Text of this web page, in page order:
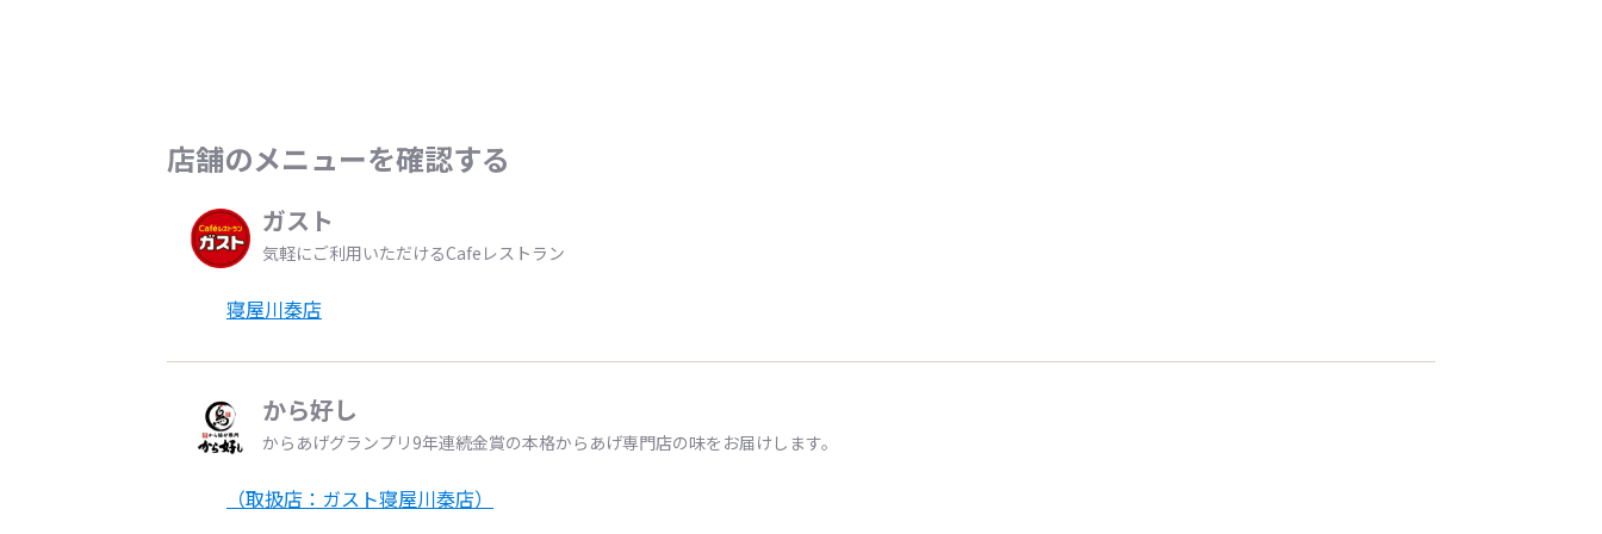
店舗のメニューを確認する
ガスト
気軽にご利用いただけるCafeレストラン
寝屋川秦店
から好し
からあげグランプリ9年連続金賞の本格からあげ専門店の味をお届けします。
（取扱店：ガスト寝屋川秦店）